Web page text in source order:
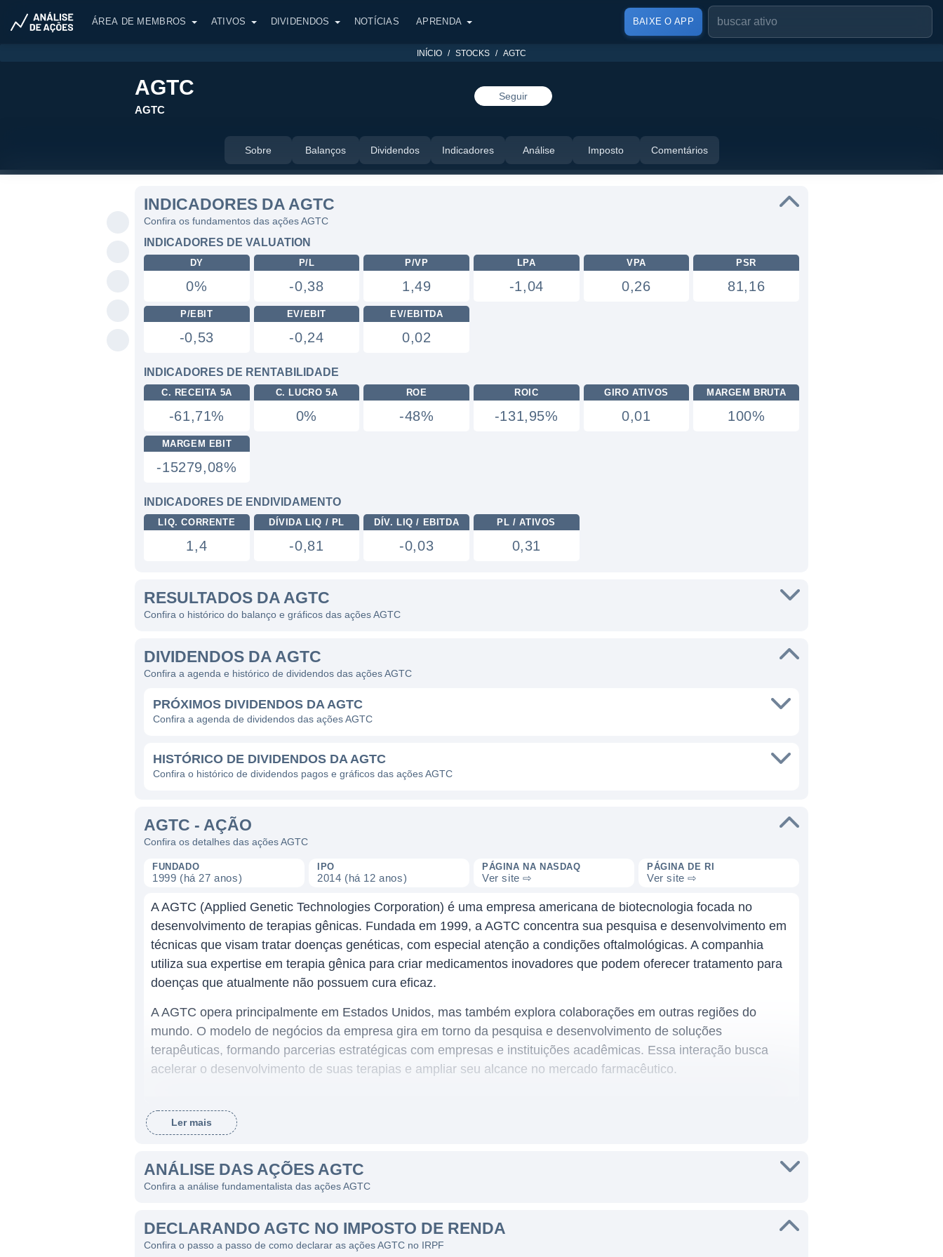
ÁREA DE MEMBROS ATIVOS DIVIDENDOS NOTÍCIAS APRENDA BAIXE O APP
INÍCIO STOCKS AGTC
AGTC
AGTC
Seguir
Sobre Balanços Dividendos Indicadores Análise Imposto Comentários
INDICADORES DA AGTC
Confira os fundamentos das ações AGTC
INDICADORES DE VALUATION
DY
0%
P/L
-0,38
P/VP
1,49
LPA
-1,04
VPA
0,26
PSR
81,16
P/EBIT
-0,53
EV/EBIT
-0,24
EV/EBITDA
0,02
INDICADORES DE RENTABILIDADE
C. RECEITA 5A
-61,71%
C. LUCRO 5A
0%
ROE
-48%
ROIC
-131,95%
GIRO ATIVOS
0,01
MARGEM BRUTA
100%
MARGEM EBIT
-15279,08%
INDICADORES DE ENDIVIDAMENTO
LIQ. CORRENTE
1,4
DÍVIDA LIQ / PL
-0,81
DÍV. LIQ / EBITDA
-0,03
PL / ATIVOS
0,31
RESULTADOS DA AGTC
Confira o histórico do balanço e gráficos das ações AGTC
DIVIDENDOS DA AGTC
Confira a agenda e histórico de dividendos das ações AGTC
PRÓXIMOS DIVIDENDOS DA AGTC
Confira a agenda de dividendos das ações AGTC
HISTÓRICO DE DIVIDENDOS DA AGTC
Confira o histórico de dividendos pagos e gráficos das ações AGTC
AGTC - AÇÃO
Confira os detalhes das ações AGTC
FUNDADO
1999 (há 27 anos)
IPO
2014 (há 12 anos)
PÁGINA NA NASDAQ
Ver site ⇨
PÁGINA DE RI
Ver site ⇨
A AGTC (Applied Genetic Technologies Corporation) é uma empresa americana de biotecnologia focada no
desenvolvimento de terapias gênicas. Fundada em 1999, a AGTC concentra sua pesquisa e desenvolvimento em
técnicas que visam tratar doenças genéticas, com especial atenção a condições oftalmológicas. A companhia
utiliza sua expertise em terapia gênica para criar medicamentos inovadores que podem oferecer tratamento para
doenças que atualmente não possuem cura eficaz.
A AGTC opera principalmente em Estados Unidos, mas também explora colaborações em outras regiões do
mundo. O modelo de negócios da empresa gira em torno da pesquisa e desenvolvimento de soluções
terapêuticas, formando parcerias estratégicas com empresas e instituições acadêmicas. Essa interação busca
acelerar o desenvolvimento de suas terapias e ampliar seu alcance no mercado farmacêutico.
ATUAÇÃO DA AGTC
A AGTC desenvolve uma plataforma de terapia gênica que se concentra principalmente nas doenças raras. Suas
principais linhas de negócio envolvem a exploração de vetores virais para a entrega de genes terapêuticos,
visando corrigir mutações genéticas. A empresa trabalha em parceria com instituições de pesquisa e outras
empresas para acelerar o desenvolvimento de seus produtos. O portfólio da AGTC inclui tratamentos em
pigmentosa.
Ler mais
ANÁLISE DAS AÇÕES AGTC
Confira a análise fundamentalista das ações AGTC
DECLARANDO AGTC NO IMPOSTO DE RENDA
Confira o passo a passo de como declarar as ações AGTC no IRPF